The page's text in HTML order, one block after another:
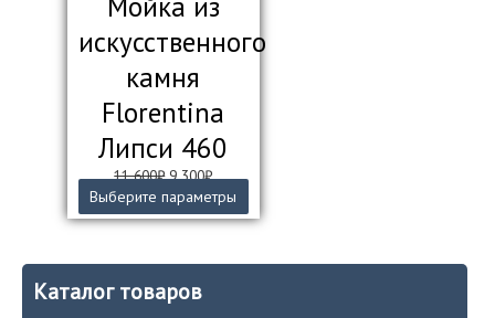
Каталог товаров
искусственного
камня
Florentina
Липси 460
11 600₽Первоначальная
цена
составляла
9 300₽Текущая
цена:
9
Выберите параметры
товар